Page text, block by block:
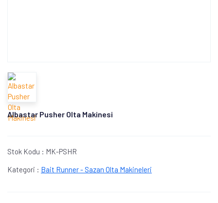
Albastar Pusher Olta Makinesi
Stok Kodu : MK-PSHR
Kategori : Bait Runner - Sazan Olta Makineleri